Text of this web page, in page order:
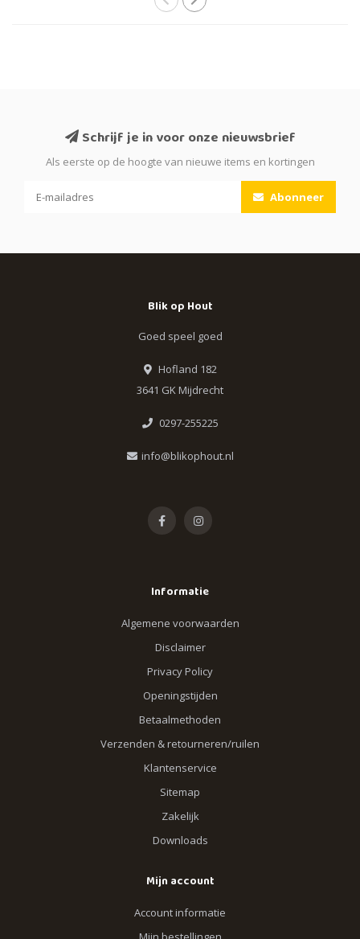
Schrijf je in voor onze nieuwsbrief
Als eerste op de hoogte van nieuwe items en kortingen
Abonneer
Blik op Hout
Goed speel goed
Hofland 182
3641 GK Mijdrecht
0297-255225
info@blikophout.nl
Informatie
Algemene voorwaarden
Disclaimer
Privacy Policy
Openingstijden
Betaalmethoden
Verzenden & retourneren/ruilen
Klantenservice
Sitemap
Zakelijk
Downloads
Mijn account
Account informatie